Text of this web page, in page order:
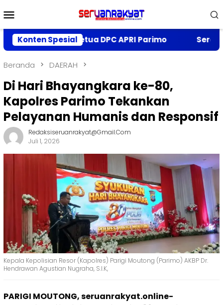
ke
Mobile
Konten Spesial
Ketua DPC APRI Parimo Serap Aspirasi
Beranda DAERAH
Di Hari Bhayangkara ke-80,
Kapolres Parimo Tekankan
Pelayanan Humanis dan Responsif
Redaksiseruanrakyat@gmail.com
Juli 1, 2026
Kepala Kepolisian Resor (Kapolres) Parigi Moutong (Parimo) AKBP Dr.
Hendrawan Agustian Nugraha, S.I.K,
PARIGI MOUTONG, seruanrakyat.online-